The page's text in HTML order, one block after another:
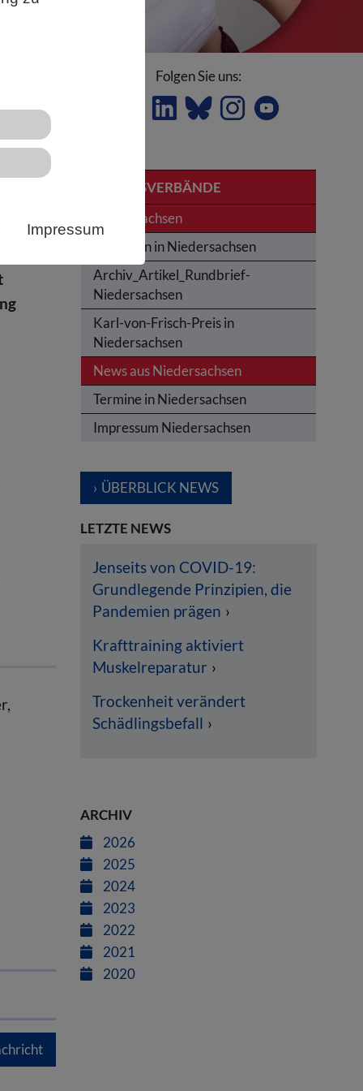
Impressum
in
Folgen Sie uns:
LANDESVERBÄNDE
Niedersachsen
Studieren in Niedersachsen
Archiv_Artikel_Rundbrief-
Niedersachsen
Karl-von-Frisch-Preis in
Niedersachsen
News aus Niedersachsen
Termine in Niedersachsen
Impressum Niedersachsen
ÜBERBLICK NEWS
LETZTE NEWS
Jenseits von COVID-19:
Grundlegende Prinzipien, die
Pandemien prägen
Krafttraining aktiviert
Muskelreparatur
Trockenheit verändert
Schädlingsbefall
ARCHIV
2026
2025
2024
2023
2022
2021
2020